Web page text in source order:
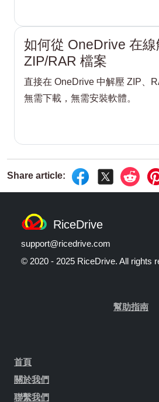
如何從 OneDrive 在線
ZIP/RAR 檔案
直接在 OneDrive 中解壓 ZIP
無需下載，無需安裝軟體。
RiceDrive
support@ricedrive.com
© 2020 - 2025 RiceDrive. All rights
幫助指南
首頁
關於我們
聯繫我們